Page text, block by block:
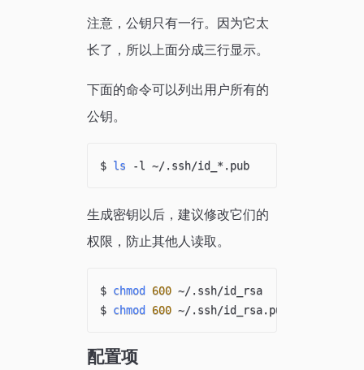
注意，公钥只有一行。因为它太
长了，所以上面分成三行显示。
下面的命令可以列出用户所有的
公钥。
$ ls -l ~/.ssh/id_*.pub
生成密钥以后，建议修改它们的
权限，防止其他人读取。
$ chmod 600 ~/.ssh/id_rsa
$ chmod 600
配置项